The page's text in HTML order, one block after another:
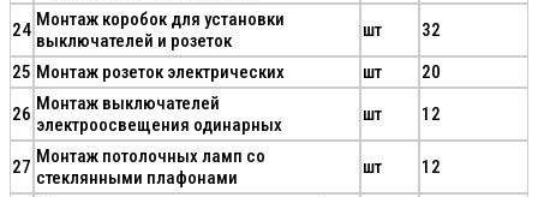
24 Монтаж коробок для установки
выключателей и розеток
шт
32
25 Монтаж розеток электрических шт
20
26 Монтаж выключателей
электроосвещения одинарных
шт 12
27 Монтаж потолочных ламп со
стеклянными плафонами
шт 12